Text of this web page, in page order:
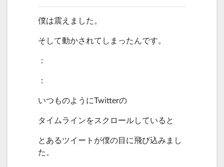
僕は震えました。
そして動かされてしまったんです。
：
：
いつものようにTwitterの
タイムラインをスクロールしていると
とあるツイートが僕の目に飛び込みまし
た。